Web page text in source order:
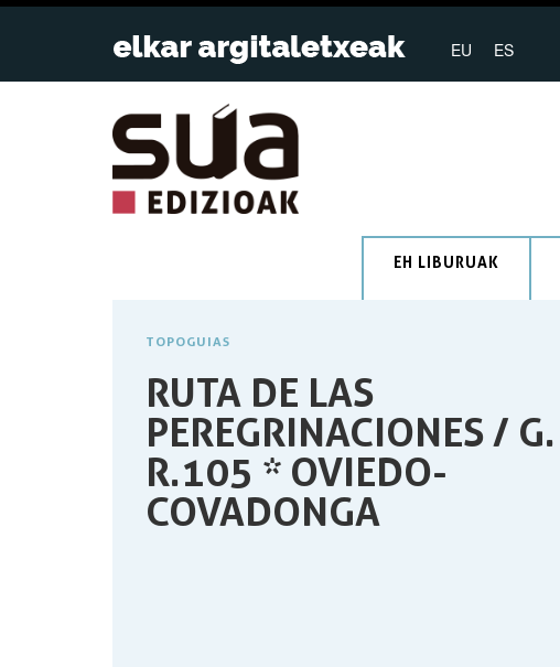
EU ES
EH LIBURUAK
TOPOGUIAS
RUTA DE LAS
PEREGRINACIONES / G.
R.105 * OVIEDO-
COVADONGA